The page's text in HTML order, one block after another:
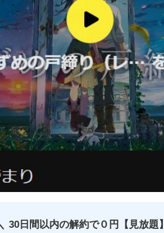
30日間以内の解約で０円【見放題】